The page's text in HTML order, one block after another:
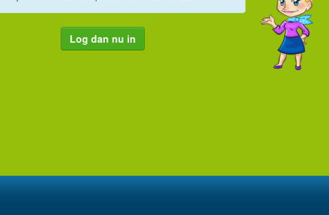
Log dan nu in